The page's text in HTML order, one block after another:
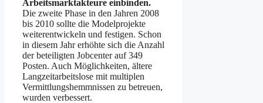
Arbeitsmarktakteure einbinden.
Die zweite Phase in den Jahren 2008
bis 2010 sollte die Modelprojekte
weiterentwickeln und festigen. Schon
in diesem Jahr erhöhte sich die Anzahl
der beteiligten Jobcenter auf 349
Posten. Auch Möglichkeiten, ältere
Langzeitarbeitslose mit multiplen
Vermittlungshemmnissen zu betreuen,
wurden verbessert.